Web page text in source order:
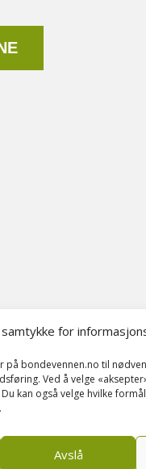
samtykke for
på bondevennen.no til
Ved å velge
kan også velge hvilke
Avslå